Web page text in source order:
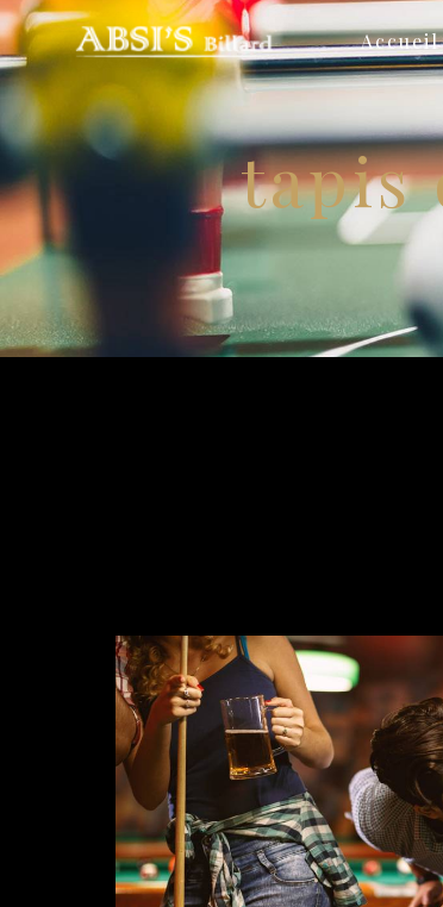
Panneau de gestion des cookies
Accueil
tapis